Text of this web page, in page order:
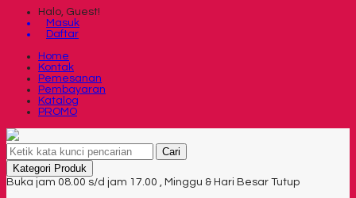
Halo, Guest!
Masuk
Daftar
Home
Kontak
Pemesanan
Pembayaran
Katalog
PROMO
Cari
Kategori Produk
Buka jam 08.00 s/d jam 17.00 , Minggu & Hari Besar Tutup